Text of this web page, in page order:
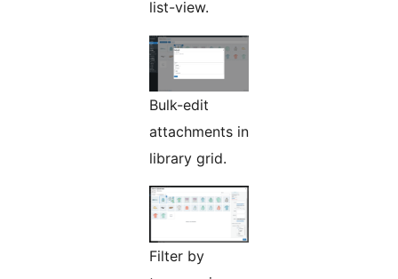
list-view.
Bulk-edit
attachments in
library grid.
Filter by